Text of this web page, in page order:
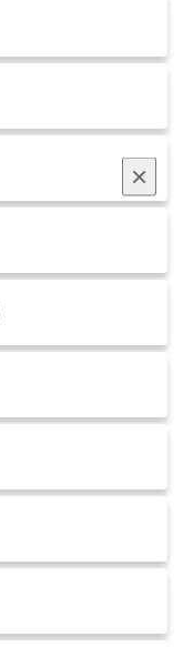
×